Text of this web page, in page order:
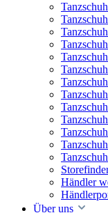
Händler
Über uns